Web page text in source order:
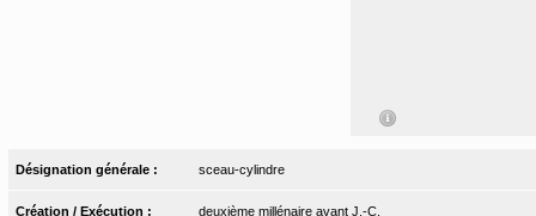
Désignation générale : sceau-cylindre
Création / Exécution : deuxième millénaire avant J.-C.